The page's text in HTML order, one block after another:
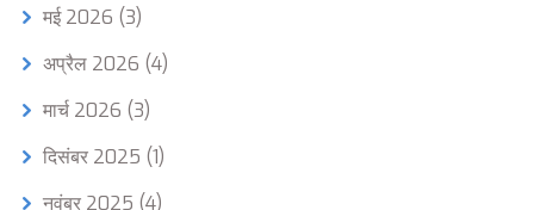
मई 2026 (3)
अप्रैल 2026 (4)
मार्च 2026 (3)
दिसंबर 2025 (1)
नवंबर 2025 (4)